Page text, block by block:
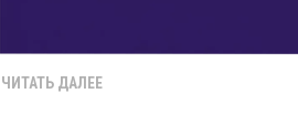
ЧИТАТЬ ДАЛЕЕ